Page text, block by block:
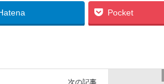
Pocket
次の記事